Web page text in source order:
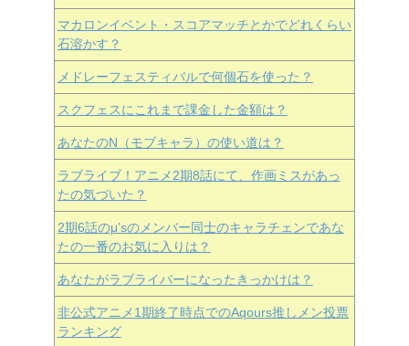
マカロンイベント・スコアマッチとかでどれくらい
石溶かす？
メドレーフェスティバルで何個石を使った？
スクフェスにこれまで課金した金額は？
あなたのN（モブキャラ）の使い道は？
ラブライブ！アニメ2期8話にて、作画ミスがあっ
たの気づいた？
2期6話のμ’sのメンバー同士のキャラチェンであな
たの一番のお気に入りは？
あなたがラブライバーになったきっかけは？
非公式アニメ1期終了時点でのAqours推しメン投票
ランキング